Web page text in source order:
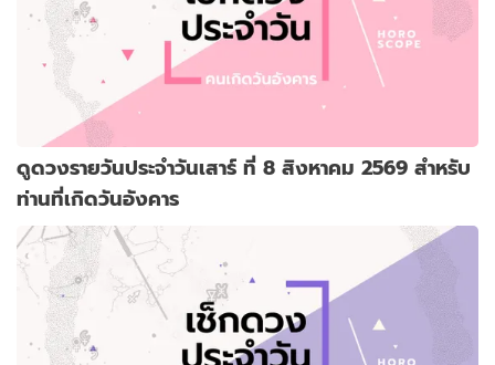
ดูดวงรายวันประจำวันเสาร์ ที่ 8 สิงหาคม 2569 สำหรับ
ท่านที่เกิดวันอังคาร